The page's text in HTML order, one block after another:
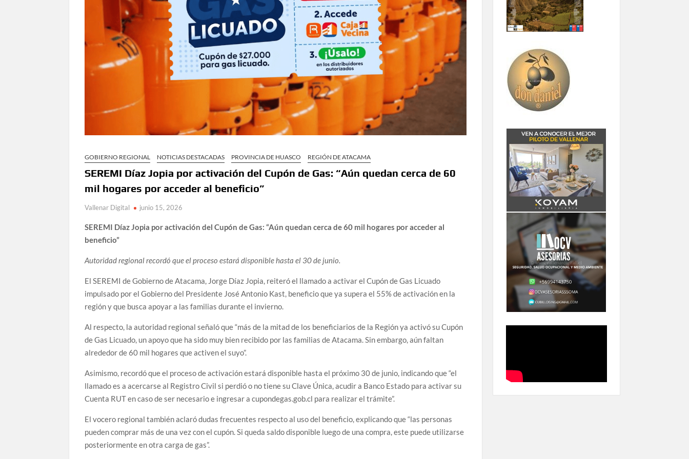
GOBIERNO REGIONAL NOTICIAS DESTACADAS PROVINCIA DE HUASCO REGIÓN DE ATACAMA
SEREMI Díaz Jopia por activación del Cupón de Gas: “Aún quedan cerca de 60
mil hogares por acceder al beneficio”
Vallenar Digital junio 15, 2026
SEREMI Díaz Jopia por activación del Cupón de Gas: “Aún quedan cerca de 60 mil hogares por acceder al
beneficio”
Autoridad regional recordó que el proceso estará disponible hasta el 30 de junio.
El SEREMI de Gobierno de Atacama, Jorge Díaz Jopia, reiteró el llamado a activar el Cupón de Gas Licuado
impulsado por el Gobierno del Presidente José Antonio Kast, beneficio que ya supera el 55% de activación en la
región y que busca apoyar a las familias durante el invierno.
Al respecto, la autoridad regional señaló que “más de la mitad de los beneficiarios de la Región ya activó su Cupón
de Gas Licuado, un apoyo que ha sido muy bien recibido por las familias de Atacama. Sin embargo, aún faltan
alrededor de 60 mil hogares que activen el suyo”.
Asimismo, recordó que el proceso de activación estará disponible hasta el próximo 30 de junio, indicando que “el
llamado es a acercarse al Registro Civil si perdió o no tiene su Clave Única, acudir a Banco Estado para activar su
Cuenta RUT en caso de ser necesario e ingresar a cupondegas.gob.cl para realizar el trámite”.
El vocero regional también aclaró dudas frecuentes respecto al uso del beneficio, explicando que “las personas
pueden comprar más de una vez con el cupón. Si queda saldo disponible luego de una compra, este puede utilizarse
posteriormente en otra carga de gas”.